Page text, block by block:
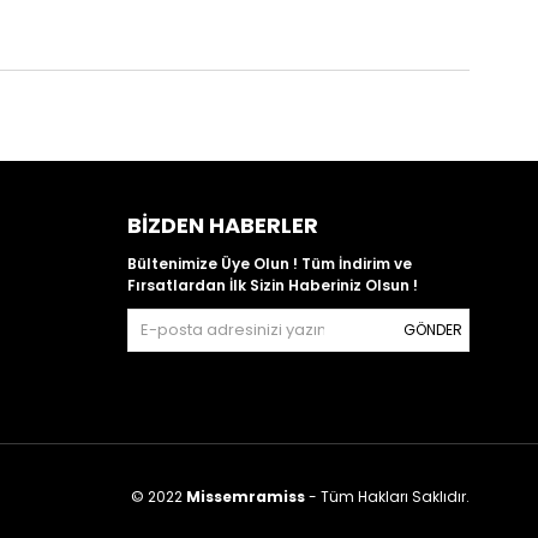
BIZDEN HABERLER
Bültenimize Üye Olun ! Tüm İndirim ve
Fırsatlardan İlk Sizin Haberiniz Olsun !
GÖNDER
© 2022 Missemramiss- Tüm Hakları Saklıdır.